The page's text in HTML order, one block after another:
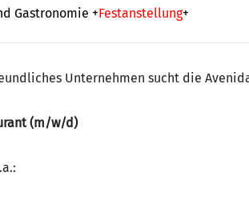
Gastronomie +Festanstellung+
Unternehmen sucht die
(m/w/d)